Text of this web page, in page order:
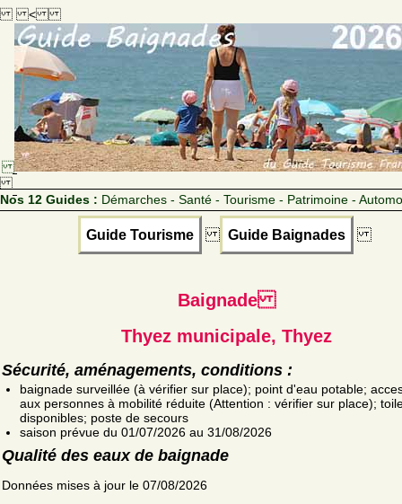
<
Nos 12 Guides : Démarches - Santé - Tourisme - Patrimoine -
Guide Tourisme Guide Baignades
Baignade
Thyez municipale, Thyez
Sécurité, aménagements, conditions :
baignade surveillée (à vérifier sur place); point d'eau potable;
aux personnes à mobilité réduite (Attention : vérifier sur place);
disponibles; poste de secours
saison prévue du 01/07/2026 au 31/08/2026
Qualité des eaux de baignade
Données mises à jour le 07/08/2026